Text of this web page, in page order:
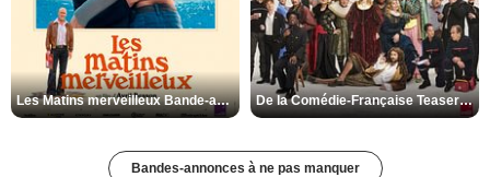
Les Matins merveilleux Bande-annonce VF De la Comédie-Française Teaser VF
Bandes-annonces à ne pas manquer